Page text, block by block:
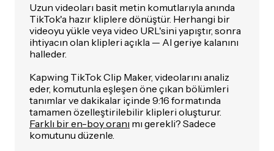
Uzun videoları basit metin komutlarıyla anında
TikTok'a hazır kliplere dönüştür. Herhangi bir
videoyu yükle veya video URL'sini yapıştır, sonra
ihtiyacın olan klipleri açıkla — AI geriye kalanını
halleder.
Kapwing TikTok Clip Maker, videolarını analiz
eder, komutunla eşleşen öne çıkan bölümleri
tanımlar ve dakikalar içinde 9:16 formatında
tamamen özelleştirilebilir klipleri oluşturur.
Farklı bir en-boy oranı mı gerekli? Sadece
komutunu düzenle.